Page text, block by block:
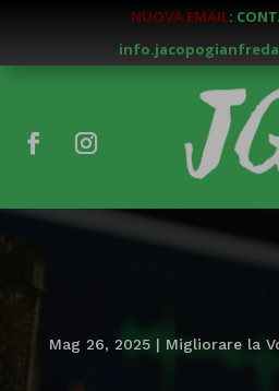
NUOVA EMAIL:
Mag 26, 2025| Migliorare la